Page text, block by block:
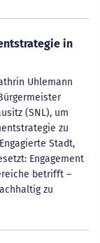
in
Uhlemann
(SNL), um
zu
Stadt,
Engagement
betrifft –
zu